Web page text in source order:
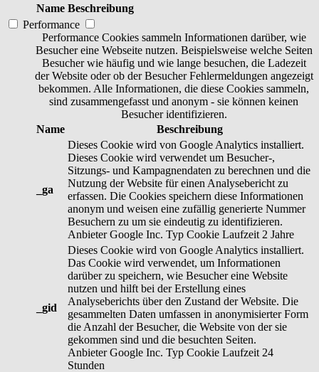
Name Beschreibung
Performance
Performance Cookies sammeln Informationen darüber, wie
Besucher eine Webseite nutzen. Beispielsweise welche Seiten
Besucher wie häufig und wie lange besuchen, die Ladezeit
der Website oder ob der Besucher Fehlermeldungen angezeigt
bekommen. Alle Informationen, die diese Cookies sammeln,
sind zusammengefasst und anonym - sie können keinen
Besucher identifizieren.
Name
Beschreibung
_ga
Dieses Cookie wird von Google Analytics installiert.
Dieses Cookie wird verwendet um Besucher-,
Sitzungs- und Kampagnendaten zu berechnen und die
Nutzung der Website für einen Analysebericht zu
erfassen. Die Cookies speichern diese Informationen
anonym und weisen eine zufällig generierte Nummer
Besuchern zu um sie eindeutig zu identifizieren.
Anbieter Google Inc. Typ Cookie Laufzeit 2 Jahre
_gid
Dieses Cookie wird von Google Analytics installiert.
Das Cookie wird verwendet, um Informationen
darüber zu speichern, wie Besucher eine Website
nutzen und hilft bei der Erstellung eines
Analyseberichts über den Zustand der Website. Die
gesammelten Daten umfassen in anonymisierter Form
die Anzahl der Besucher, die Website von der sie
gekommen sind und die besuchten Seiten.
Anbieter Google Inc. Typ Cookie Laufzeit 24
Stunden